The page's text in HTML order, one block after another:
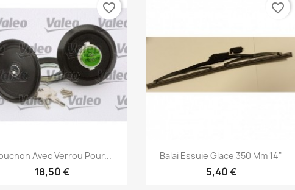
Aperçu rapide
Avec Verrou Pour...
18,50 €
favorite_border
Aperçu rapide
Balai Essuie Glace 350 Mm 14"
5,40 €
favorite_border